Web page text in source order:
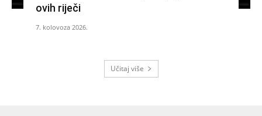
ovih riječi
7. kolovoza 2026.
Učitaj više